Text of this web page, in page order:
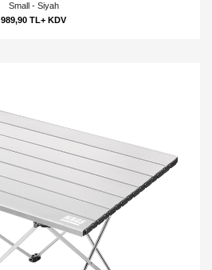
Small - Siyah
989,90 TL+ KDV